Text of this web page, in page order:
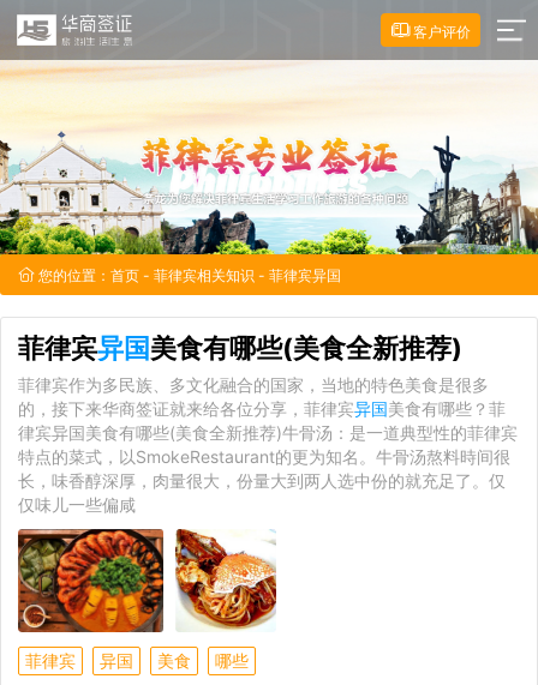
客户评价
您的位置： 首页 - 菲律宾相关知识 - 菲律宾异国
菲律宾异国美食有哪些(美食全新推荐)
菲律宾作为多民族、多文化融合的国家，当地的特色美食是很多
的，接下来华商签证就来给各位分享，菲律宾异国美食有哪些？菲
律宾异国美食有哪些(美食全新推荐)牛骨汤：是一道典型性的菲律宾
特点的菜式，以SmokeRestaurant的更为知名。牛骨汤熬料時间很
长，味香醇深厚，肉量很大，份量大到两人选中份的就充足了。仅
仅味儿一些偏咸
菲律宾 异国 美食 哪些